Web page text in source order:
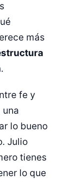
más
.
fe y
una
lo bueno
Julio
tienes
lo que